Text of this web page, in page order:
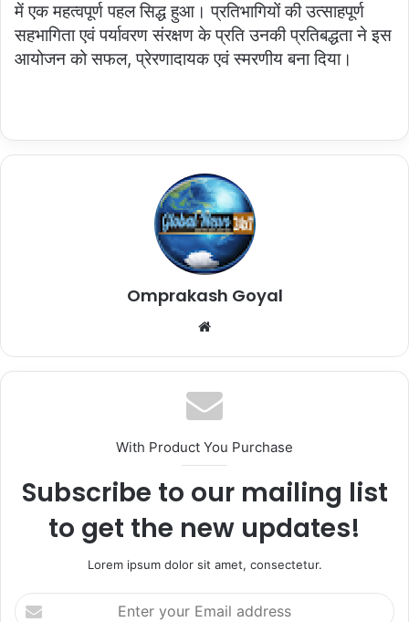
में एक महत्वपूर्ण पहल सिद्ध हुआ। प्रतिभागियों की उत्साहपूर्ण
सहभागिता एवं पर्यावरण संरक्षण के प्रति उनकी प्रतिबद्धता ने इस
आयोजन को सफल, प्रेरणादायक एवं स्मरणीय बना दिया।
Omprakash Goyal
Website
With Product You Purchase
Subscribe to our mailing list
to get the new updates!
Lorem ipsum dolor sit amet, consectetur.
Enter